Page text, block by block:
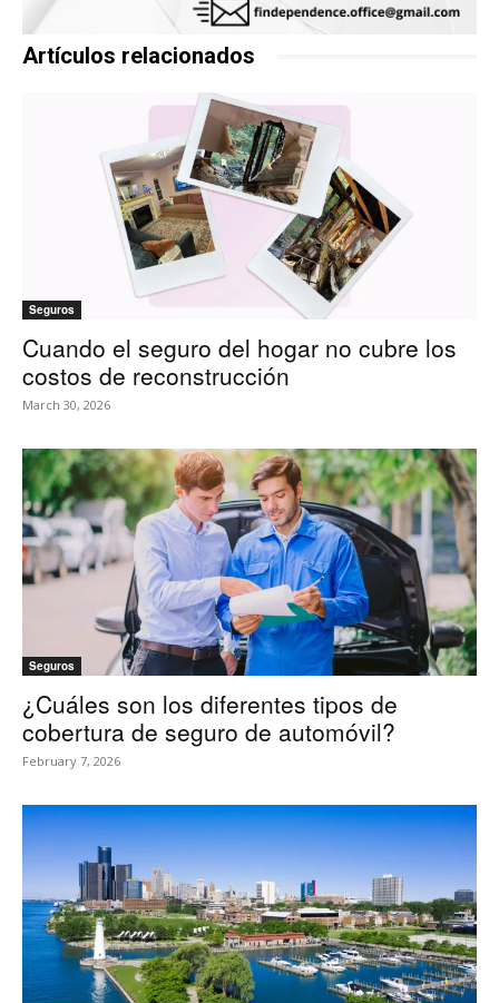
Artículos relacionados
Seguros
Cuando el seguro del hogar no cubre los
costos de reconstrucción
March 30, 2026
Seguros
¿Cuáles son los diferentes tipos de
cobertura de seguro de automóvil?
February 7, 2026